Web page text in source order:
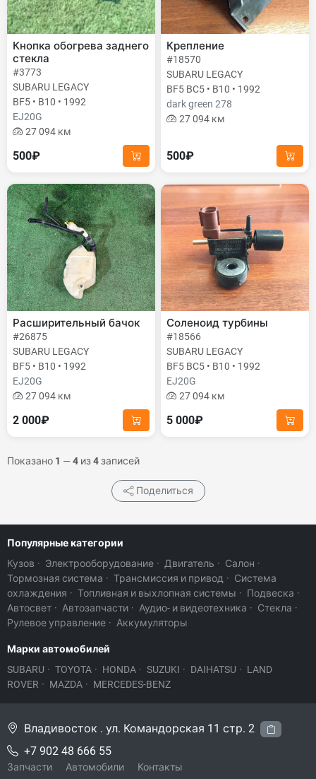
Кнопка обогрева заднего
стекла
#3773
SUBARU LEGACY
BF5 • B10 • 1992
EJ20G
27 094 км
500₽
Крепление
#18570
SUBARU LEGACY
BF5 BC5 • B10 • 1992
dark green 278
27 094 км
500₽
Расширительный бачок
#26875
SUBARU LEGACY
BF5 • B10 • 1992
EJ20G
27 094 км
2 000₽
Соленоид турбины
#18566
SUBARU LEGACY
BF5 BC5 • B10 • 1992
EJ20G
27 094 км
5 000₽
Показано 1 — 4 из4записей
Поделиться
Популярные категории
Кузов · Электрооборудование · Двигатель · Салон ·
Тормозная система · Трансмиссия и привод · Система
охлаждения · Топливная и выхлопная системы · Подвеска ·
Автосвет · Автозапчасти · Аудио- и видеотехника · Стекла ·
Рулевое управление · Аккумуляторы
Марки автомобилей
SUBARU · TOYOTA · HONDA · SUZUKI · DAIHATSU · LAND
ROVER · MAZDA · MERCEDES-BENZ
Владивосток . ул. Командорская 11 стр. 2
+7 902 48 666 55
Запчасти Автомобили Контакты